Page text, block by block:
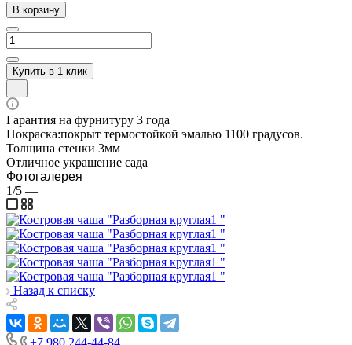
В корзину
Купить в 1 клик
Гарантия на фурнитуру 3 года
Покраска:покрыт термостойкой эмалью 1100 градусов.
Толщина стенки 3мм
Отличное украшение сада
Фотогалерея
1/5 —
Назад к списку
+7 980 244-44-84